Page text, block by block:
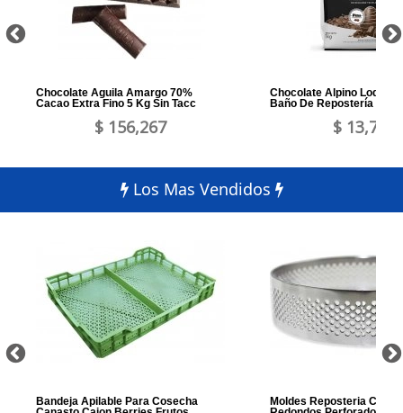
Chocolate Aguila Amargo 70%
Cacao Extra Fino 5 Kg Sin Tacc
$ 156,267
Chocolate Alpino Lodiser
Baño De Repostería
$ 13,772
Los Mas Vendidos
Bandeja Apilable Para Cosecha
Moldes Reposteria